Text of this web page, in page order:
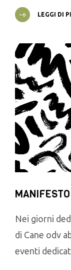
LEGGI DI
Nei giorni
di Cane odv
eventi